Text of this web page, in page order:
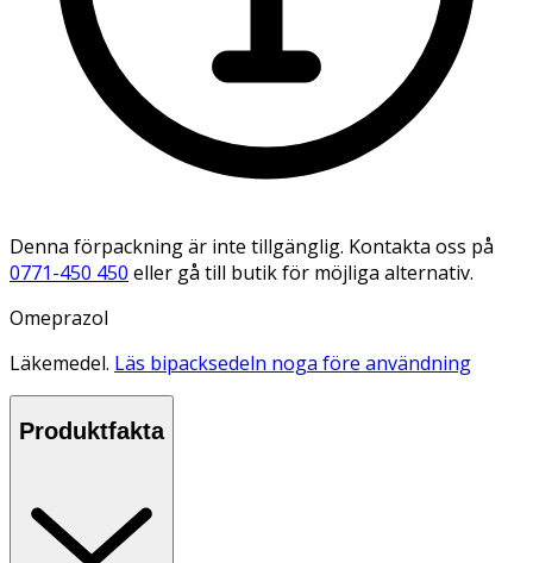
Denna förpackning är inte tillgänglig. Kontakta oss på
0771-450 450 eller gå till butik för möjliga alternativ.
Omeprazol
Läkemedel. Läs bipacksedeln noga före användning
Produktfakta